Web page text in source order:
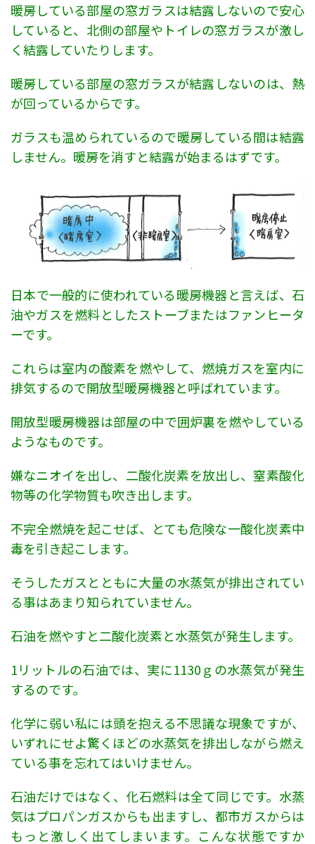
暖房している部屋の窓ガラスは結露しないので安心
していると、北側の部屋やトイレの窓ガラスが激し
く結露していたりします。
暖房している部屋の窓ガラスが結露しないのは、熱
が回っているからです。
ガラスも温められているので暖房している間は結露
しません。暖房を消すと結露が始まるはずです。
日本で一般的に使われている暖房機器と言えば、石
油やガスを燃料としたストーブまたはファンヒータ
ーです。
これらは室内の酸素を燃やして、燃焼ガスを室内に
排気するので開放型暖房機器と呼ばれています。
開放型暖房機器は部屋の中で囲炉裏を燃やしている
ようなものです。
嫌なニオイを出し、二酸化炭素を放出し、窒素酸化
物等の化学物質も吹き出します。
不完全燃焼を起こせば、とても危険な一酸化炭素中
毒を引き起こします。
そうしたガスとともに大量の水蒸気が排出されてい
る事はあまり知られていません。
石油を燃やすと二酸化炭素と水蒸気が発生します。
1リットルの石油では、実に1130ｇの水蒸気が発生
するのです。
化学に弱い私には頭を抱える不思議な現象ですが、
いずれにせよ驚くほどの水蒸気を排出しながら燃え
ている事を忘れてはいけません。
石油だけではなく、化石燃料は全て同じです。水蒸
気はプロパンガスからも出ますし、都市ガスからは
もっと激しく出てしまいます。こんな状態ですか